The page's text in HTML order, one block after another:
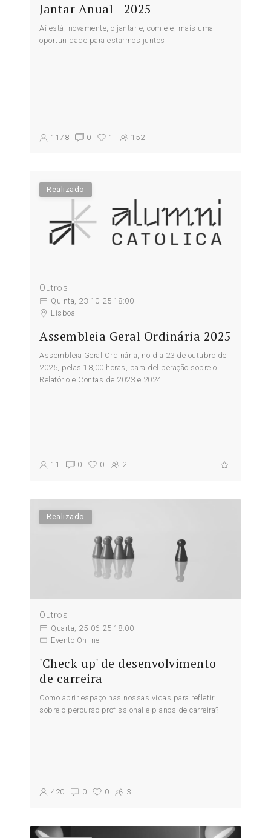
Jantar Anual - 2025
Aí está, novamente, o jantar e, com ele, mais uma
oportunidade para estarmos juntos!
1178 0 1 152
Realizado
Outros
Quinta, 23-10-25 18:00
Lisboa
Assembleia Geral Ordinária 2025
Assembleia Geral Ordinária, no dia 23 de outubro de
2025, pelas 18,00 horas, para deliberação sobre o
Relatório e Contas de 2023 e 2024.
11 0 0 2
Realizado
Outros
Quarta, 25-06-25 18:00
Evento Online
'Check up' de desenvolvimento
de carreira
Como abrir espaço nas nossas vidas para refletir
sobre o percurso profissional e planos de carreira?
420 0 0 3